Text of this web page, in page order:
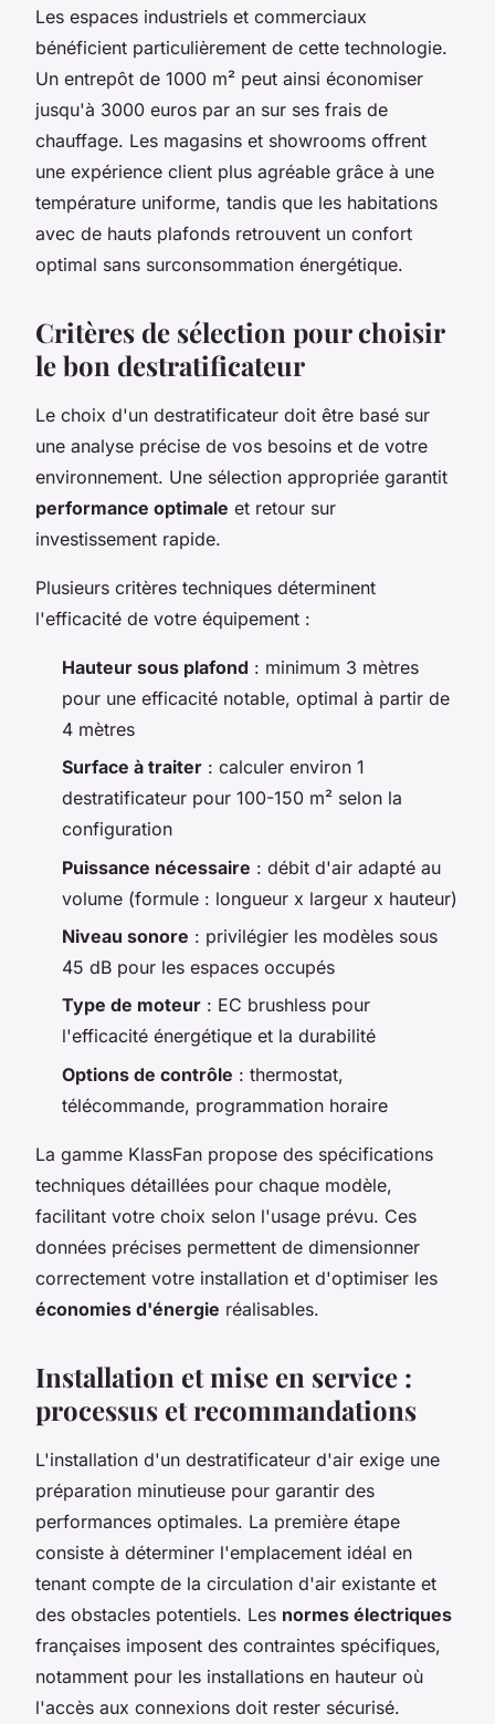
Les espaces industriels et commerciaux
bénéficient particulièrement de cette technologie.
Un entrepôt de 1000 m² peut ainsi économiser
jusqu'à 3000 euros par an sur ses frais de
chauffage. Les magasins et showrooms offrent
une expérience client plus agréable grâce à une
température uniforme, tandis que les habitations
avec de hauts plafonds retrouvent un confort
optimal sans surconsommation énergétique.
Critères de sélection pour choisir
le bon destratificateur
Le choix d'un destratificateur doit être basé sur
une analyse précise de vos besoins et de votre
environnement. Une sélection appropriée garantit
performance optimale et retour sur
investissement rapide.
Plusieurs critères techniques déterminent
l'efficacité de votre équipement :
Hauteur sous plafond : minimum 3 mètres
pour une efficacité notable, optimal à partir de
4 mètres
Surface à traiter : calculer environ 1
destratificateur pour 100-150 m² selon la
configuration
Puissance nécessaire : débit d'air adapté au
volume (formule : longueur x largeur x hauteur)
Niveau sonore : privilégier les modèles sous
45 dB pour les espaces occupés
Type de moteur : EC brushless pour
l'efficacité énergétique et la durabilité
Options de contrôle : thermostat,
télécommande, programmation horaire
La gamme KlassFan propose des spécifications
techniques détaillées pour chaque modèle,
facilitant votre choix selon l'usage prévu. Ces
données précises permettent de dimensionner
correctement votre installation et d'optimiser les
économies d'énergie réalisables.
Installation et mise en service :
processus et recommandations
L'installation d'un destratificateur d'air exige une
préparation minutieuse pour garantir des
performances optimales. La première étape
consiste à déterminer l'emplacement idéal en
tenant compte de la circulation d'air existante et
des obstacles potentiels. Les normes électriques
françaises imposent des contraintes spécifiques,
notamment pour les installations en hauteur où
l'accès aux connexions doit rester sécurisé.